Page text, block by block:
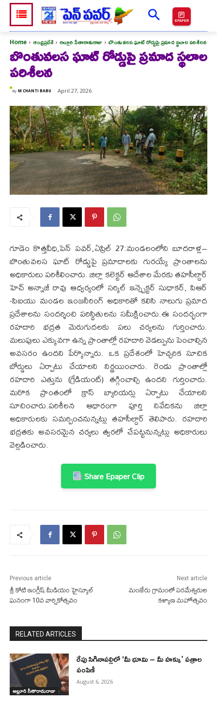
EPAPER
Home ఆంధ్రప్రదేశ్ అల్లూరి సీతారామరాజు బొంతువలస ఘాట్ రోడ్డుపై ప్రమాద స్థలాల పరిశీలన
బొంతువలస ఘాట్ రోడ్డుపై ప్రమాద స్థలాల
పరిశీలన
By M CHANTI BABU April 27, 2026
గూడెం కొత్తవీధి,పెన్ పవర్,ఏప్రిల్ 27:మండలంలోని బూదరాళ్ల–
బొంతువలస ఘాట్ రోడ్డుపై ప్రమాదాలకు గురయ్యే ప్రాంతాలను
అధికారులు పరిశీలించారు. జిల్లా కలెక్టర్ ఆదేశాల మేరకు తహసీల్దార్
హెచ్ అన్నాజీ రావు ఆధ్వర్యంలో సర్కిల్ ఇన్స్పెక్టర్ సుధాకర్, పిఆర్
-పిఐయు మండల ఇంజనీరింగ్ అధికారితో కలిసి నాలుగు ప్రమాద
ప్రదేశాలను సందర్శించి పరిస్థితులను సమీక్షించారు.ఈ సందర్భంగా
రహదారి భద్రత మెరుగుదలకు పలు చర్యలను గుర్తించారు.
మలుపులు ఎక్కువగా ఉన్న ప్రాంతాల్లో రహదారి వెడల్పును పెంచాల్సిన
అవసరం ఉందని పేర్కొన్నారు. ఒక ప్రదేశంలో హెచ్చరిక సూచిక
బోర్డులు ఏర్పాటు చేయాలని నిర్ణయించారు. రెండు ప్రాంతాల్లో
రహదారి ఎత్తును (గ్రేడియంట్) తగ్గించాల్సి ఉందని గుర్తించారు.
మరొక ప్రాంతంలో క్రాస్ బ్యారియర్లు ఏర్పాటు చేయాలని
సూచించారు.పరిశీలన ఆధారంగా పూర్తి నివేదికను జిల్లా
అధికారులకు సమర్పించనున్నట్లు తహసీల్దార్ తెలిపారు. రహదారి
భద్రతకు అవసరమైన చర్యలు త్వరలో చేపట్టనున్నట్లు అధికారులు
వెల్లడించారు.
Share Epaper Clip
Previous article
శ్రీ కోటి ఇంగ్లీష్ మీడియం హైస్కూల్
ఘనంగా 10వ వార్షికోత్సవం
Next article
మంజేరు గ్రామంలో పరమేశ్వరుల
కళ్యాణ మహోత్సవం
RELATED ARTICLES
అల్లూరి సీతారామరాజు
రేపు సిగినాపల్లిలో ‘మీ భూమి – మీ హక్కు’ పత్రాల
పంపిణీ
August 6, 2026